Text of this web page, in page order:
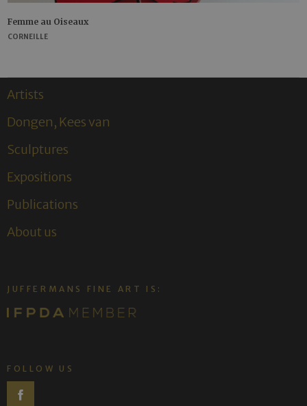
Femme au Oiseaux
CORNEILLE
Artists
Dongen, Kees van
Sculptures
Expositions
Publications
About us
JUFFERMANS FINE ART IS:
FOLLOW US